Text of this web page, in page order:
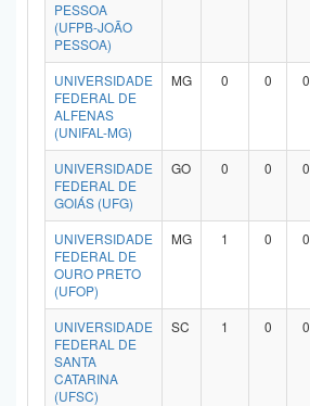
PESSOA
(UFPB-JOÃO
PESSOA)
UNIVERSIDADE
FEDERAL DE
ALFENAS
(UNIFAL-MG)
MG 0 0 0
UNIVERSIDADE
FEDERAL DE
GOIÁS (UFG)
GO 0 0 0
UNIVERSIDADE
FEDERAL DE
OURO PRETO
(UFOP)
MG 1 0 0
UNIVERSIDADE
FEDERAL DE
SANTA
CATARINA
(UFSC)
SC 1 0 0